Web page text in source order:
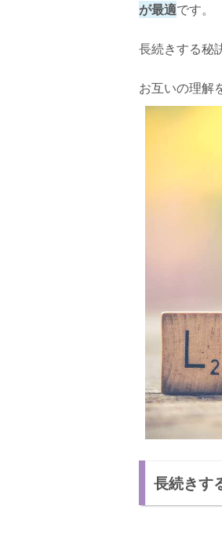
が最適です。
長続きする秘
お互いの理解
長続きす